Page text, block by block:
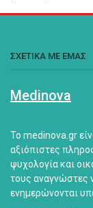
ΣΧΕΤΙΚΑ ΜΕ ΕΜΑΣ
Medinova
Το medinova.gr
αξιόπιστες
ψυχολογία και
τους αναγνώστες
ενημερώνονται